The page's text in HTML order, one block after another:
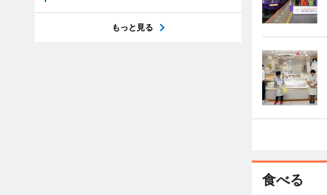
食べる
もっと見る